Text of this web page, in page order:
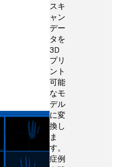
スキ
ャン
デー
タを
3D
プリ
ント
可能
なモ
デル
に変
換し
ま
す。
症例